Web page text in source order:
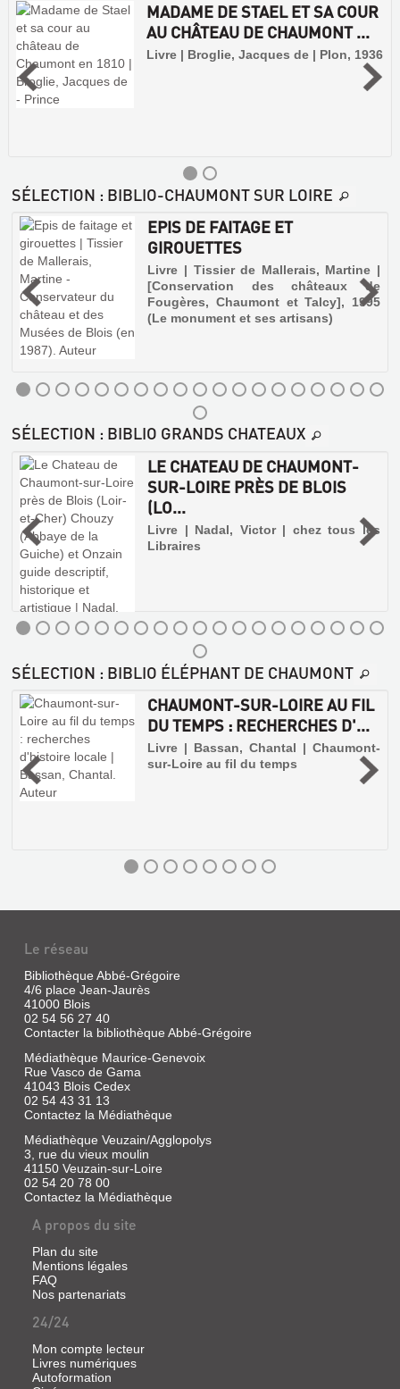
MADAME DE STAEL ET SA COUR
AU CHÂTEAU DE CHAUMONT ...
Livre | Broglie, Jacques de | Plon, 1936
MADAME
DE
STAEL
ET
SA
COUR
CHÂTEAU
DE
CHAUMONT
...
Livre
|
Broglie,
Jacques
LA
TRAGIQUE
HISTOIRE
DU
CHÂTEAU
DE
SÉLECTION : BIBLIO-CHAUMONT SUR LOIRE
EPIS DE FAITAGE ET
GIROUETTES
Livre | Tissier de Mallerais, Martine |
[Conservation des châteaux de
Fougères, Chaumont et Talcy], 1995
(Le monument et ses artisans)
EPIS
DE
Mallerais,
|
[Conservation
des
châteaux
Fougères,
Chaumont
et
Talcy],
(Le
monument
et
ses
artisans)
PAYSAGES
ET
GENS
LA
LOIRE
SÉLECTION : BIBLIO GRANDS CHATEAUX
LE CHATEAU DE CHAUMONT-
SUR-LOIRE PRÈS DE BLOIS
(LO...
Livre | Nadal, Victor | chez tous les
Libraires
LE
CHATEAU
DE
CHAUMONT-
SUR-
LOIRE
PRÈS
DE
BLOIS
(LO...
Livre
Nadal,
SÉLECTION : BIBLIO ÉLÉPHANT DE CHAUMONT
CHAUMONT-SUR-LOIRE AU FIL
DU TEMPS : RECHERCHES D'...
Livre | Bassan, Chantal | Chaumont-
sur-Loire au fil du temps
CHAUMONT-
SUR-
LOIRE
AU
FIL
DU
TEMPS
RECHERCHES
D'...
Bassan,
Le réseau
Bibliothèque Abbé-Grégoire
4/6 place Jean-Jaurès
41000 Blois
02 54 56 27 40
Contacter la bibliothèque Abbé-Grégoire
Médiathèque Maurice-Genevoix
Rue Vasco de Gama
41043 Blois Cedex
02 54 43 31 13
Contactez la Médiathèque
Médiathèque Veuzain/Agglopolys
3, rue du vieux moulin
41150 Veuzain-sur-Loire
02 54 20 78 00
Contactez la Médiathèque
A propos du site
Plan du site
Mentions légales
FAQ
Nos partenariats
24/24
Mon compte lecteur
Livres numériques
Autoformation